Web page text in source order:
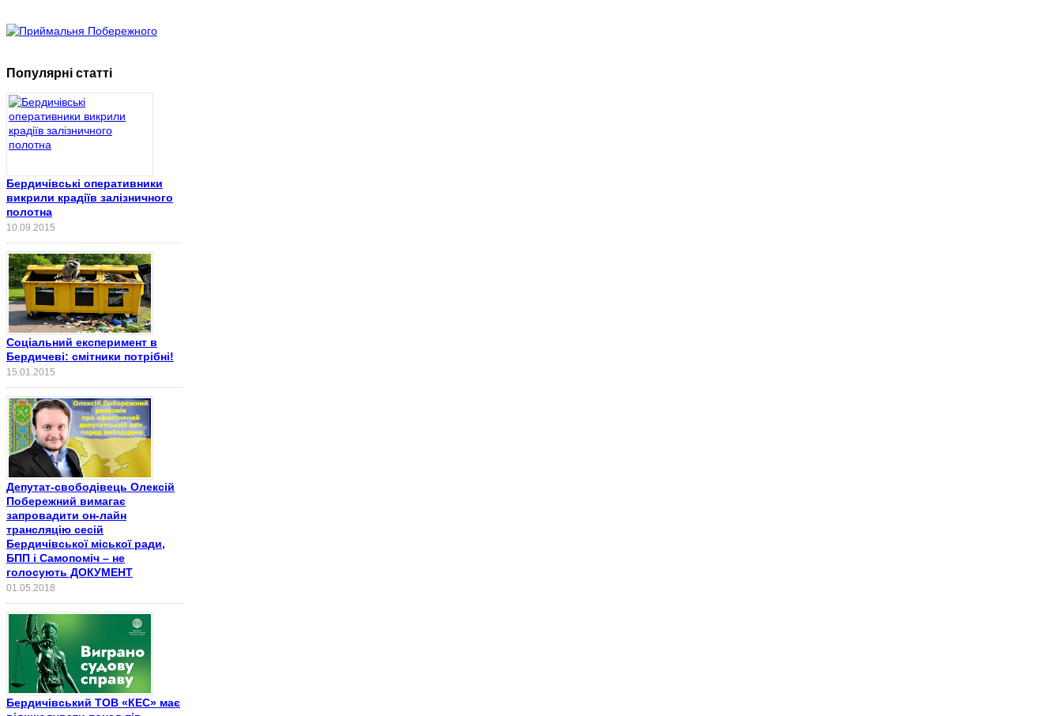
Популярні статті
Бердичівські оперативники
викрили крадіїв залізничного
полотна
10.09.2015
Соціальний експеримент в
Бердичеві: смітники потрібні!
15.01.2015
Депутат-свободівець Олексій
Побережний вимагає
запровадити он-лайн
трансляцію сесій
Бердичівської міської ради,
БПП і Самопоміч – не
голосують ДОКУМЕНТ
01.05.2018
Бердичівський ТОВ «КЕС» має